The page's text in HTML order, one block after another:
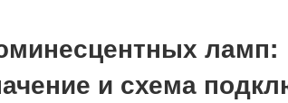
ламп:
и схема